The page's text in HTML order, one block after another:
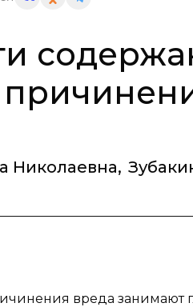
Николаевна,
вреда